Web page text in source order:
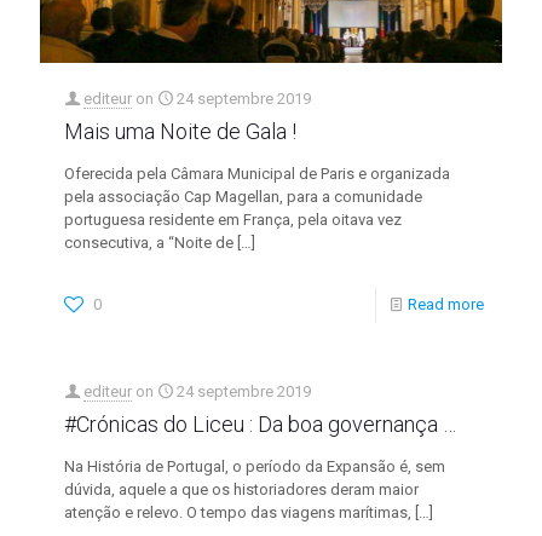
editeur on 24 septembre 2019
Mais uma Noite de Gala !
Oferecida pela Câmara Municipal de Paris e organizada
pela associação Cap Magellan, para a comunidade
portuguesa residente em França, pela oitava vez
consecutiva, a “Noite de […]
0 Read more
editeur on 24 septembre 2019
#Crónicas do Liceu : Da boa governança …
Na História de Portugal, o período da Expansão é, sem
dúvida, aquele a que os historiadores deram maior
atenção e relevo. O tempo das viagens marítimas, […]